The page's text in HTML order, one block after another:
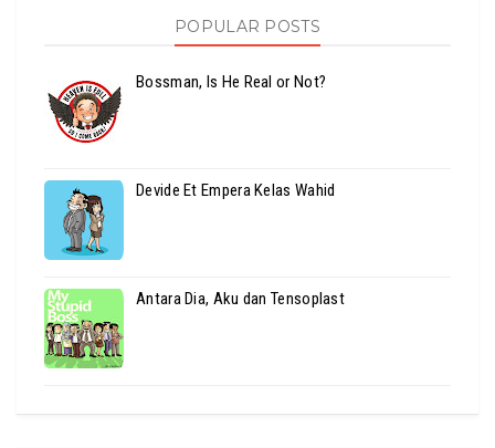
POPULAR POSTS
Bossman, Is He Real or Not?
Devide Et Empera Kelas Wahid
Antara Dia, Aku dan Tensoplast